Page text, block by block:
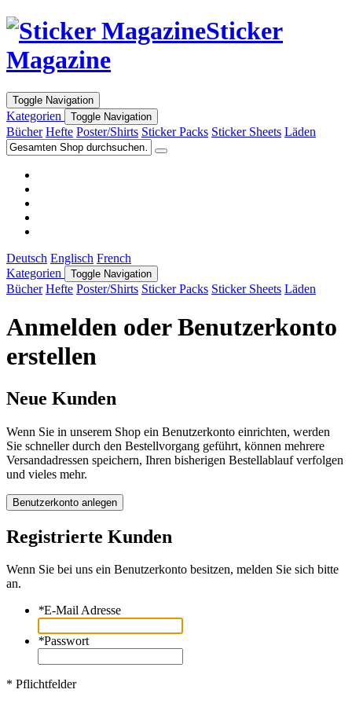
Sticker
Magazine
Toggle Navigation
Kategorien Toggle Navigation
Bücher Hefte Poster/Shirts Sticker Packs Sticker Sheets Läden
Deutsch Englisch French
Kategorien
Toggle Navigation
Bücher Hefte Poster/Shirts Sticker Packs Sticker Sheets Läden
Anmelden oder Benutzerkonto
erstellen
Neue Kunden
Wenn Sie in unserem Shop ein Benutzerkonto einrichten, werden
Sie schneller durch den Bestellvorgang geführt, können mehrere
Versandadressen speichern, Ihren bisherigen Bestellablauf verfolgen
und vieles mehr.
Benutzerkonto anlegen
Registrierte Kunden
Wenn Sie bei uns ein Benutzerkonto besitzen, melden Sie sich bitte
an.
*E-Mail Adresse
*Passwort
* Pflichtfelder